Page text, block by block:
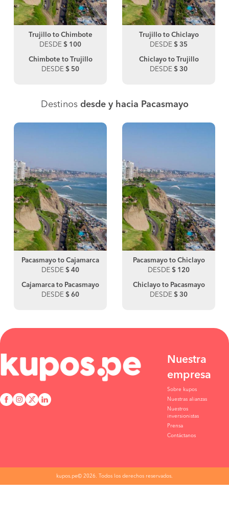
Trujillo to Chimbote
DESDE $ 100
Chimbote to Trujillo
DESDE $ 50
Trujillo to Chiclayo
DESDE $ 35
Chiclayo to Trujillo
DESDE $ 30
Destinos desde y hacia Pacasmayo
Pacasmayo to Cajamarca
DESDE $ 40
Cajamarca to Pacasmayo
DESDE $ 60
Pacasmayo to Chiclayo
DESDE $ 120
Chiclayo to Pacasmayo
DESDE $ 30
Nuestra
empresa
Sobre kupos
Nuestras alianzas
Nuestros
inversionistas
Prensa
Contáctanos
kupos.pe© 2026. Todos los derechos reservados.